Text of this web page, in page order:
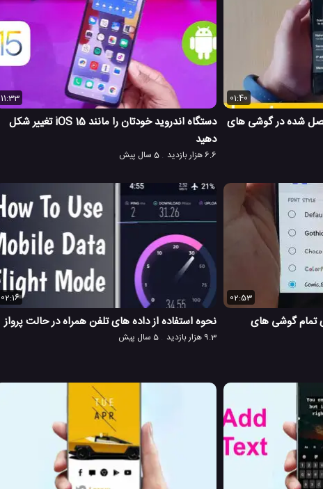
01:40
شده در گوشی های
11:33
دستگاه اندروید خودتان را مانند iOS 15 تغییر شکل
دهید
6.6 هزار بازدید 5 سال پیش
02:53
تمام گوشی های
02:16
نحوه استفاده از داده های تلفن همراه در حالت پرواز
9.3 هزار بازدید 5 سال پیش